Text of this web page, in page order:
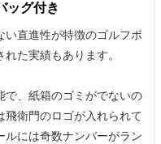
ッグ付き
い直進性が特徴のゴルフボ
た実績もあります。
で、紙箱のゴミがでないの
飛衛門のロゴが入れられて
ルには奇数ナンバーがラン